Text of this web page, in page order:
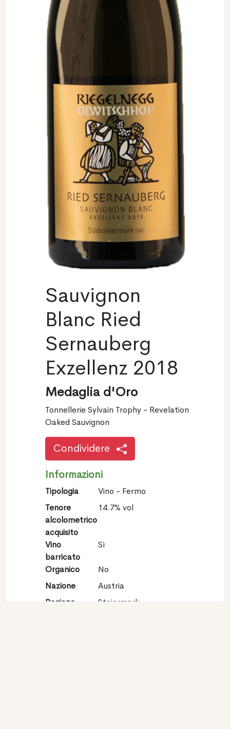
Sauvignon
Blanc Ried
Sernauberg
Exzellenz 2018
Medaglia d'Oro
Tonnellerie Sylvain Trophy - Revelation
Oaked Sauvignon
Condividere
Informazioni
Tipologia
Vino - Fermo
Tenore
alcolometrico
acquisito
14.7% vol
Vino
barricato
Sì
Organico
No
Nazione
Austria
Regione
Steiermark